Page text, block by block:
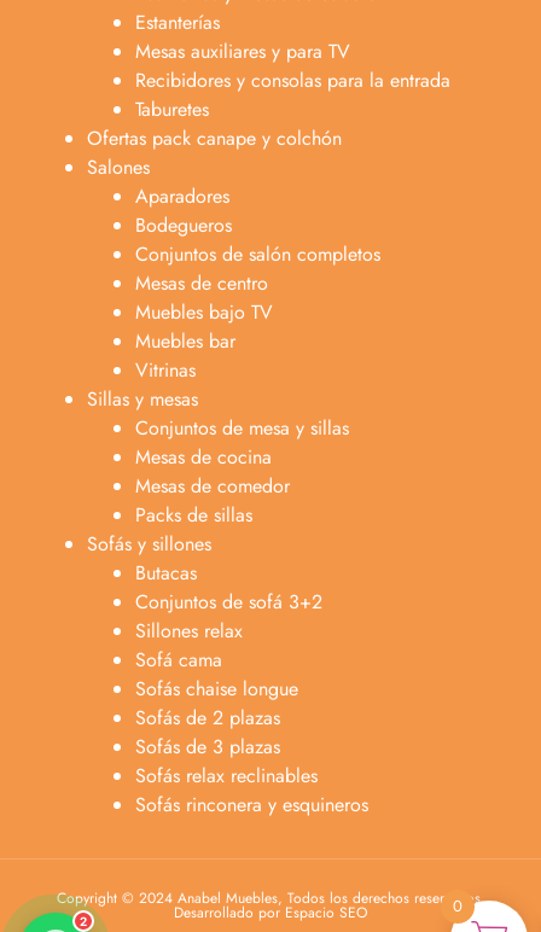
Estanterías
Mesas auxiliares y para TV
Recibidores y consolas para la entrada
Taburetes
Ofertas pack canape y colchón
Salones
Aparadores
Bodegueros
Conjuntos de salón completos
Mesas de centro
Muebles bajo TV
Muebles bar
Vitrinas
Sillas y mesas
Conjuntos de mesa y sillas
Mesas de cocina
Mesas de comedor
Packs de sillas
Sofás y sillones
Butacas
Conjuntos de sofá 3+2
Sillones relax
Sofá cama
Sofás chaise longue
Sofás de 2 plazas
Sofás de 3 plazas
Sofás relax reclinables
Sofás rinconera y esquineros
Copyright © 2024 Anabel Muebles, Todos los derechos reservados.
Desarrollado por Espacio SEO 0
Lun-dom 9:00am-10pm
2